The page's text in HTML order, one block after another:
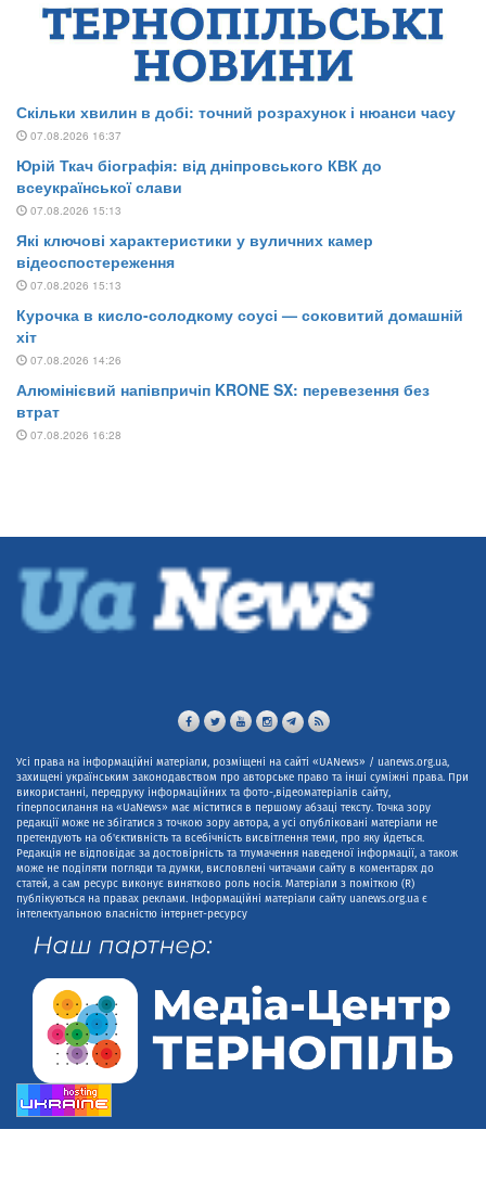
Усі права на інформаційні матеріали, розміщені на сайті «UANews» / uanews.org.ua,
захищені українським законодавством про авторське право та інші суміжні права. При
використанні, передруку інформаційних та фото-,відеоматеріалів сайту,
гіперпосилання на «UaNews» має міститися в першому абзаці тексту. Точка зору
редакції може не збігатися з точкою зору автора, а усі опубліковані матеріали не
претендують на об'єктивність та всебічність висвітлення теми, про яку йдеться.
Редакція не відповідає за достовірність та тлумачення наведеної інформації, а також
може не поділяти погляди та думки, висловлені читачами сайту в коментарях до
статей, а сам ресурс виконує винятково роль носія. Матеріали з поміткою (R)
публікуються на правах реклами. Інформаційні матеріали сайту uanews.org.ua є
інтелектуальною власністю інтернет-ресурсу